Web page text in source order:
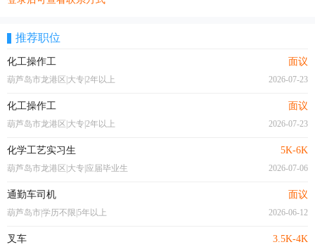
推荐职位
化工操作工 面议
葫芦岛市龙港区|大专|2年以上 2026-07-23
化工操作工 面议
葫芦岛市龙港区|大专|2年以上 2026-07-23
化学工艺实习生 5K-6K
葫芦岛市龙港区|大专|应届毕业生 2026-07-06
通勤车司机 面议
葫芦岛市|学历不限|5年以上 2026-06-12
叉车 3.5K-4K